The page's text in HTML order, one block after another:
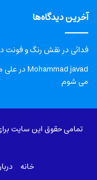
محتوا
آخرین دیدگاه‌ها
فدائیدرنقش رنگ و فونت در
Mohammad javadدرعلی
می شوم
تمامی حقوق این سایت
خانه